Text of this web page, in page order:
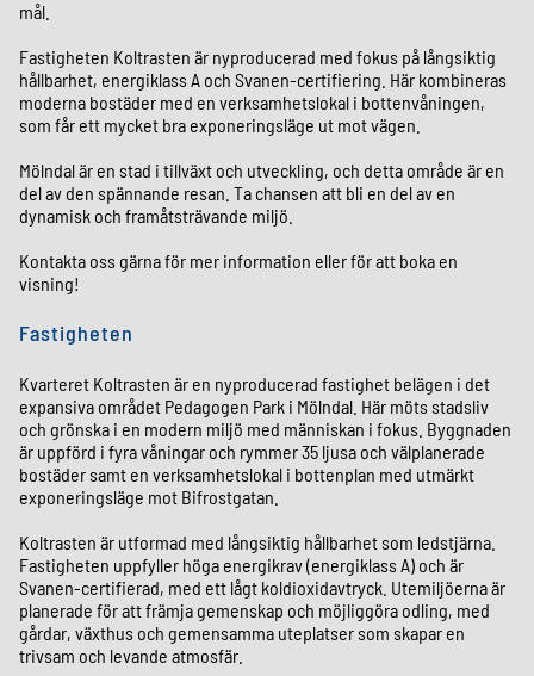
mål.
Fastigheten Koltrasten är nyproducerad med fokus på långsiktig
hållbarhet, energiklass A och Svanen-certifiering. Här kombineras
moderna bostäder med en verksamhetslokal i bottenvåningen,
som får ett mycket bra exponeringsläge ut mot vägen.
Mölndal är en stad i tillväxt och utveckling, och detta område är en
del av den spännande resan. Ta chansen att bli en del av en
dynamisk och framåtsträvande miljö.
Kontakta oss gärna för mer information eller för att boka en
visning!
Fastigheten
Kvarteret Koltrasten är en nyproducerad fastighet belägen i det
expansiva området Pedagogen Park i Mölndal. Här möts stadsliv
och grönska i en modern miljö med människan i fokus. Byggnaden
är uppförd i fyra våningar och rymmer 35 ljusa och välplanerade
bostäder samt en verksamhetslokal i bottenplan med utmärkt
exponeringsläge mot Bifrostgatan.
Koltrasten är utformad med långsiktig hållbarhet som ledstjärna.
Fastigheten uppfyller höga energikrav (energiklass A) och är
Svanen-certifierad, med ett lågt koldioxidavtryck. Utemiljöerna är
planerade för att främja gemenskap och möjliggöra odling, med
gårdar, växthus och gemensamma uteplatser som skapar en
trivsam och levande atmosfär.